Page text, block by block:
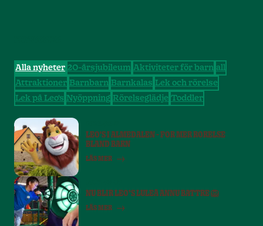
Alla nyheter 20-årsjubileum Aktiviteter för barn all
Attraktioner Barnbarn Barnkalas Lek och rörelse
Lek på Leo's Nyöppning Rörelseglädje Toddler
LEO'S I ALMEDALEN - FÖR MER RÖRELSE
BLAND BARN
LÄS MER
NU BLIR LEO’S LULEÅ ÄNNU BÄTTRE 🦁
LÄS MER